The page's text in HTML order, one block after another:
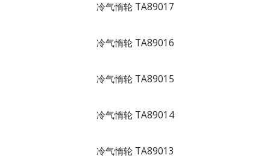
冷气惰轮 TA89017
冷气惰轮 TA89016
冷气惰轮 TA89015
冷气惰轮 TA89014
冷气惰轮 TA89013